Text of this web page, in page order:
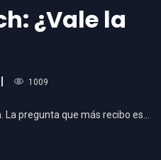
¿Vale la
1009
pregunta que más recibo es…